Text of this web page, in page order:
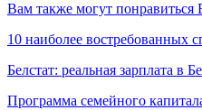
Вам также могут понравиться
10 наиболее востребованных
Белстат: реальная зарплата в
Программа семейного